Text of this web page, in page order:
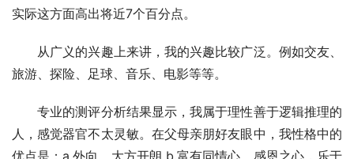
实际这方面高出将近7个百分点。
从广义的兴趣上来讲，我的兴趣比较广泛。例如交友、
旅游、探险、足球、音乐、电影等等。
专业的测评分析结果显示，我属于理性善于逻辑推理的
人，感觉器官不太灵敏。在父母亲朋好友眼中，我性格中的
优点是：a.外向、大方开朗 b.富有同情心、感恩之心，乐于